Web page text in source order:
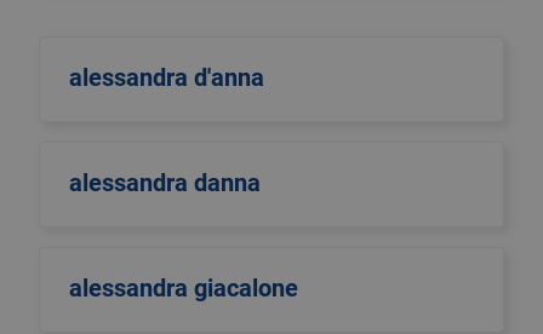
alessandra d'anna
alessandra danna
alessandra giacalone